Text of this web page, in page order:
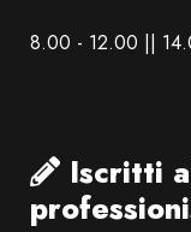
8.00 - 12.00 ||
Iscritti